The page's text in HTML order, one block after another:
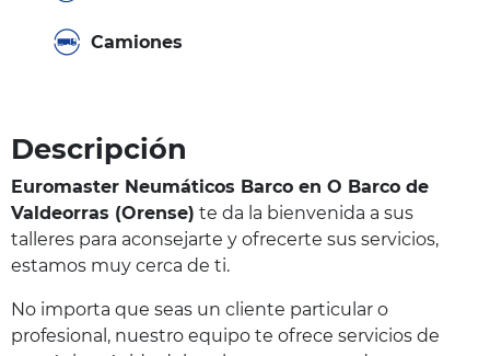
Camiones
Descripción
Euromaster Neumáticos Barco en O Barco de
Valdeorras (Orense) te da la bienvenida a sus
talleres para aconsejarte y ofrecerte sus servicios,
estamos muy cerca de ti.
No importa que seas un cliente particular o
profesional, nuestro equipo te ofrece servicios de